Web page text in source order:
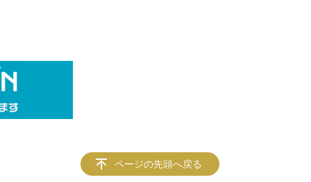
ページの先頭へ戻る